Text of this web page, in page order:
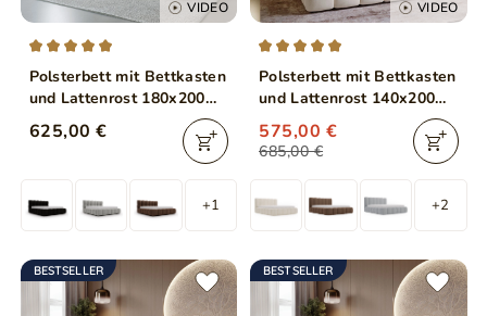
VIDEO
Polsterbett mit Bettkasten
und Lattenrost 180x200
Modo Beige
625,00 €
+1
VIDEO
Polsterbett mit Bettkasten
und Lattenrost 140x200
Cloud Beige
685,00 €
575,00 €
+2
BESTSELLER BESTSELLER